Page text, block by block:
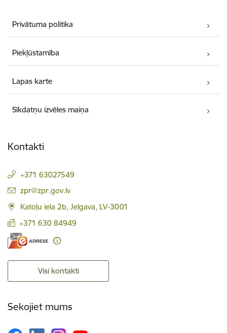
Privātuma politika
Piekļūstamība
Lapas karte
Sīkdatņu izvēles maiņa
Kontakti
+371 63027549
E-pasts:
zpr@zpr.gov.lv
Katoļu iela 2b, Jelgava, LV-3001
+371 630 84949
Visi kontakti
Sekojiet mums